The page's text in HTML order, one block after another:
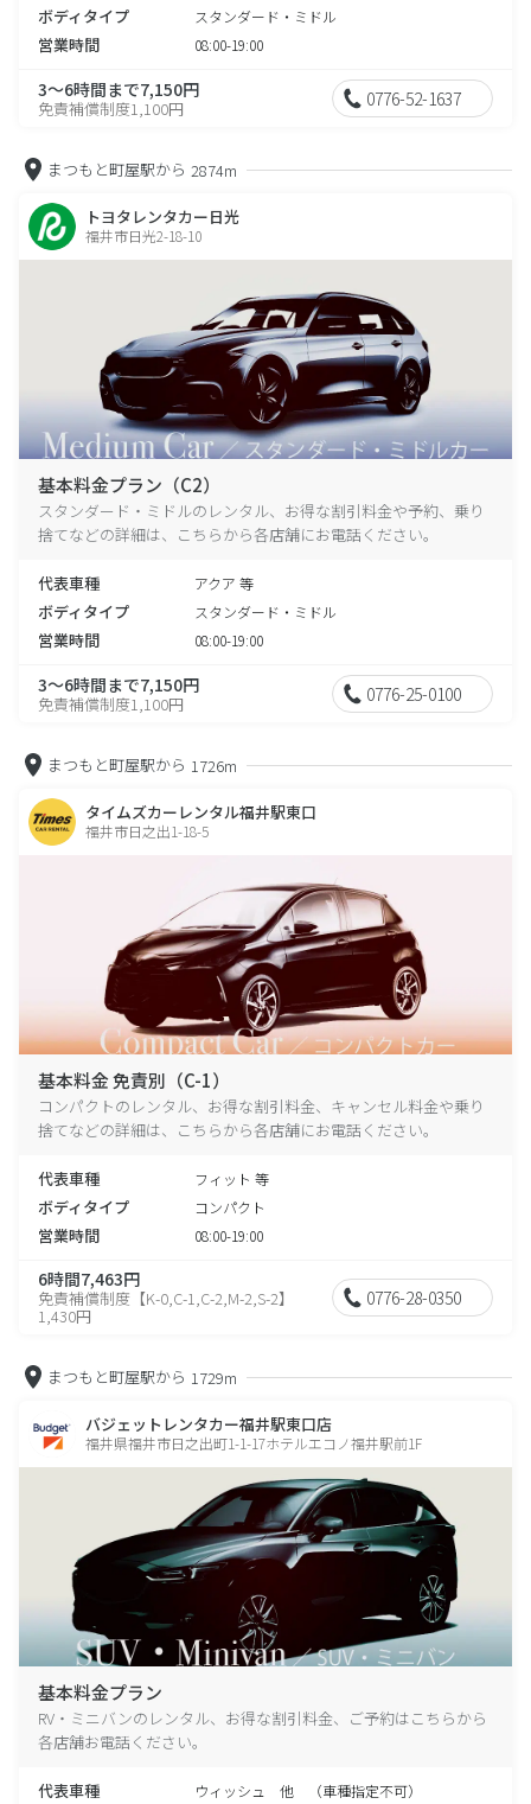
ボディタイプ スタンダード・ミドル
営業時間 08:00-19:00
3～6時間まで7,150円
免責補償制度1,100円 0776-52-1637
まつもと町屋駅から 2874m
トヨタレンタカー日光
福井市日光2-18-10
基本料金プラン（C2）
スタンダード・ミドルのレンタル、お得な割引料金や予約、乗り
捨てなどの詳細は、こちらから各店舗にお電話ください。
代表車種 アクア 等
ボディタイプ スタンダード・ミドル
営業時間 08:00-19:00
3～6時間まで7,150円
免責補償制度1,100円 0776-25-0100
まつもと町屋駅から 1726m
タイムズカーレンタル福井駅東口
福井市日之出1-18-5
基本料金 免責別（C-1）
コンパクトのレンタル、お得な割引料金、キャンセル料金や乗り
捨てなどの詳細は、こちらから各店舗にお電話ください。
代表車種 フィット 等
ボディタイプ コンパクト
営業時間 08:00-19:00
6時間7,463円
免責補償制度【K-0,C-1,C-2,M-2,S-2】
1,430円
0776-28-0350
まつもと町屋駅から 1729m
バジェットレンタカー福井駅東口店
福井県福井市日之出町1-1-17ホテルエコノ福井駅前1F
基本料金プラン
RV・ミニバンのレンタル、お得な割引料金、ご予約はこちらから
各店舗お電話ください。
代表車種 ウィッシュ 他 （車種指定不可）